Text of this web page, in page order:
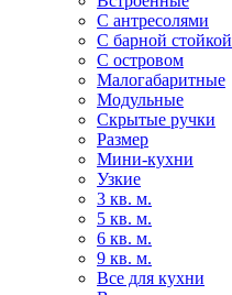
С антресолями
С барной стойкой
С островом
Малогабаритные
Модульные
Скрытые ручки
Размер
Мини-кухни
Узкие
3 кв. м.
5 кв. м.
6 кв. м.
9 кв. м.
Все для кухни